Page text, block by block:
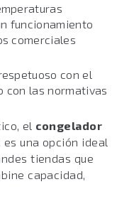
funcionamiento
comerciales
con el
con las normativas
el congelador
es una opción ideal
tiendas que
capacidad,